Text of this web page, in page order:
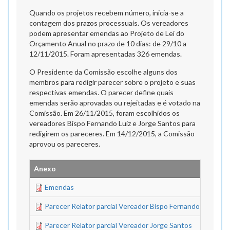
Quando os projetos recebem número, inicia-se a
contagem dos prazos processuais. Os vereadores
podem apresentar emendas ao Projeto de Lei do
Orçamento Anual no prazo de 10 dias: de 29/10 a
12/11/2015. Foram apresentadas 326 emendas.
O Presidente da Comissão escolhe alguns dos
membros para redigir parecer sobre o projeto e suas
respectivas emendas. O parecer define quais
emendas serão aprovadas ou rejeitadas e é votado na
Comissão. Em 26/11/2015, foram escolhidos os
vereadores Bispo Fernando Luiz e Jorge Santos para
redigirem os pareceres. Em 14/12/2015, a Comissão
aprovou os pareceres.
Anexo
Emendas
Parecer Relator parcial Vereador Bispo Fernando Luiz
Parecer Relator parcial Vereador Jorge Santos